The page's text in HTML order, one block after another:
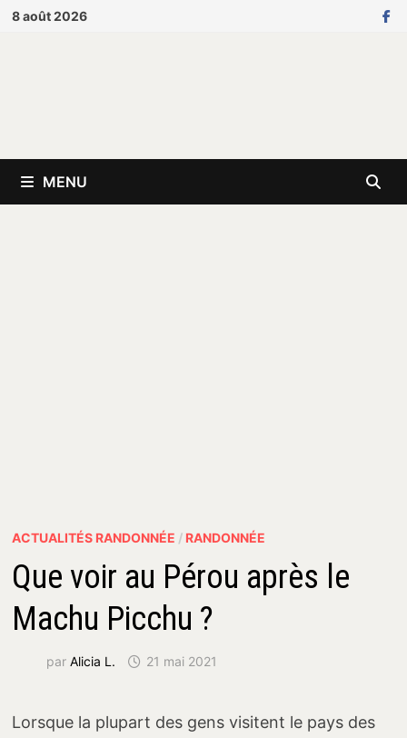
Passer
8 août 2026
MENU
ACTUALITÉS RANDONNÉE / RANDONNÉE
Que voir au Pérou après le
Machu Picchu ?
par Alicia L. 21 mai 2021
Lorsque la plupart des gens visitent le pays des